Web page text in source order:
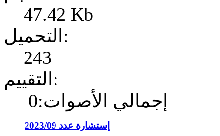
47.42 Kb
التحميل:
243
التقييم:
إجمالي الأصوات:0
إستشارة عدد 2023/09